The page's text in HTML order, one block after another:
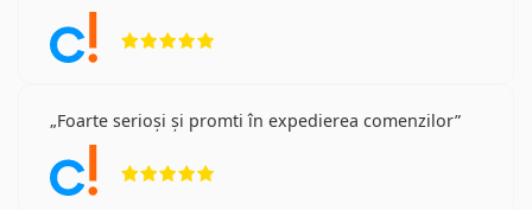
Foarte serioși și promti în expedierea comenzilor